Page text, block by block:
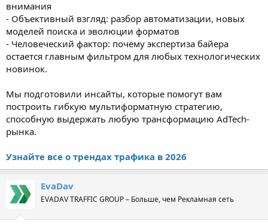
внимания
- Объективный взгляд: разбор автоматизации, новых
моделей поиска и эволюции форматов
- Человеческий фактор: почему экспертиза байера
остается главным фильтром для любых технологических
новинок.
Мы подготовили инсайты, которые помогут вам
построить гибкую мультиформатную стратегию,
способную выдержать любую трансформацию AdTech-
рынка.
Узнайте все о трендах трафика в 2026
EvaDav
EVADAV TRAFFIC GROUP – Больше, чем Рекламная сеть